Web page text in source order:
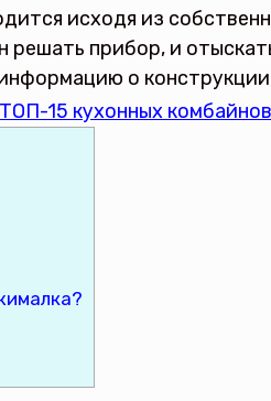
исходя из
решать прибор, и
о
ТОП-15 кухонных